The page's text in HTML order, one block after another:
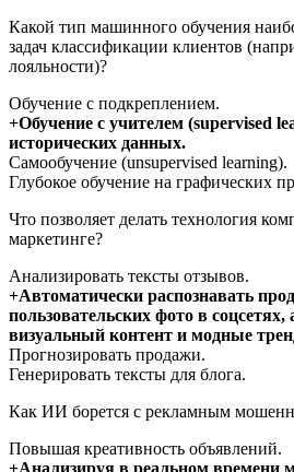
Какой тип машинного обучения
задач классификации клиентов
лояльности)?
Обучение с подкреплением.
+Обучение с учителем (supervised
исторических данных.
Самообучение (unsupervised learning).
Глубокое обучение на графических
Что позволяет делать технология
маркетинге?
Анализировать тексты отзывов.
+Автоматически распознавать
пользовательских фото в соцсетях,
визуальный контент и модные
Прогнозировать продажи.
Генерировать тексты для блога.
Как ИИ борется с рекламным
Повышая креативность объявлений.
+Анализируя в реальном времени